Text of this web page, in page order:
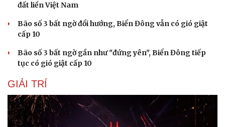
đất liền Việt Nam
Bão số 3 bất ngờ đổi hướng, Biển Đông vẫn có gió giật
cấp 10
Bão số 3 bất ngờ gần như "đứng yên", Biển Đông tiếp
tục có gió giật cấp 10
GIẢI TRÍ